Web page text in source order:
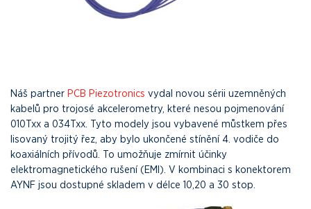
Náš partner PCB Piezotronics vydal novou sérii uzemněných
kabelů pro trojosé akcelerometry, které nesou pojmenování
010Txx a 034Txx. Tyto modely jsou vybavené můstkem přes
lisovaný trojitý řez, aby bylo ukončené stínění 4. vodiče do
koaxiálních přívodů. To umožňuje zmírnit účinky
elektromagnetického rušení (EMI). V kombinaci s konektorem
AYNF jsou dostupné skladem v délce 10,20 a 30 stop.